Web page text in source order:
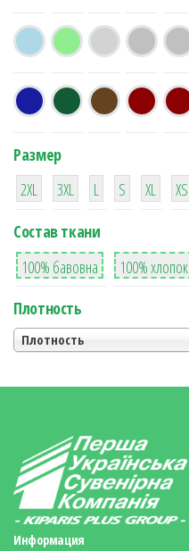
Размер
38
2XL
16
3XL
42
L
42
S
42
XL XS
Состав ткани
8
100% бавовна
36
100% хлопок
Плотность
Плотность
Информация